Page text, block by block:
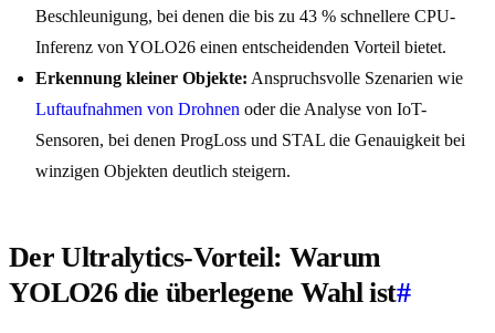
Beschleunigung, bei denen die bis zu 43 % schnellere CPU-
Inferenz von YOLO26 einen entscheidenden Vorteil bietet.
Erkennung kleiner Objekte: Anspruchsvolle Szenarien wie
Luftaufnahmen von Drohnen oder die Analyse von IoT-
Sensoren, bei denen ProgLoss und STAL die Genauigkeit bei
winzigen Objekten deutlich steigern.
Der Ultralytics-Vorteil: Warum
YOLO26 die überlegene Wahl ist#